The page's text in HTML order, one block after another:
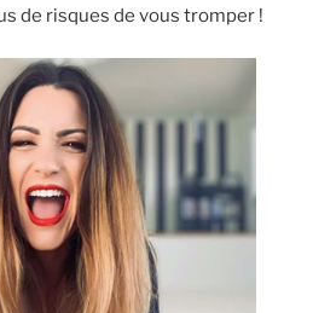
de risques de vous tromper !